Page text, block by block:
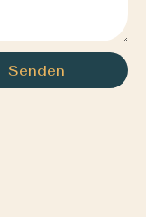
Senden